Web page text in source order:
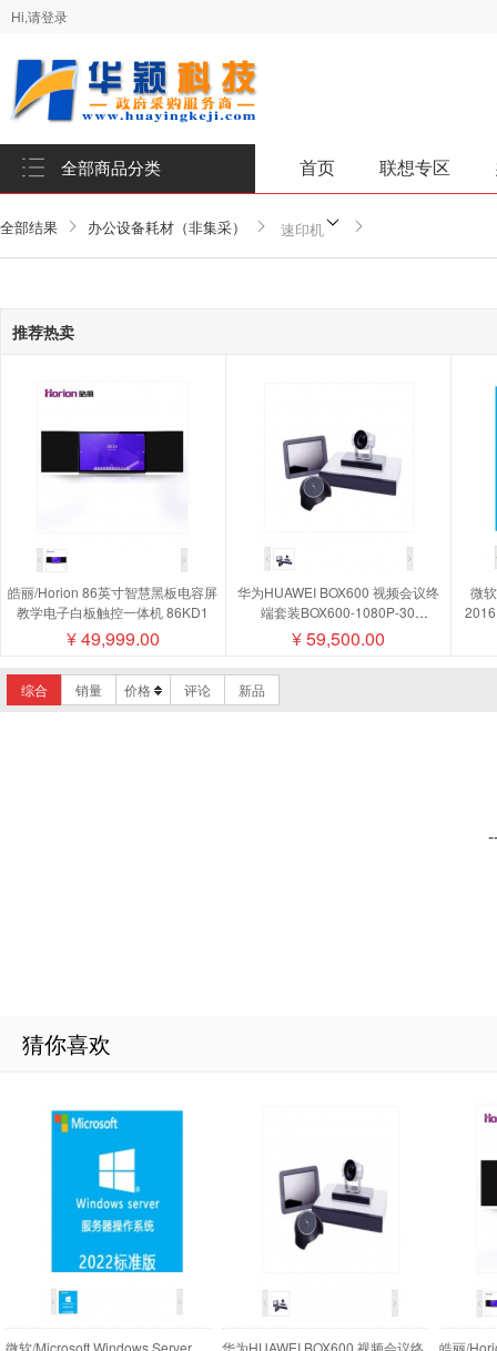
Hi,请登录
全部商品分类 首页 联想专区
全部结果 办公设备耗材（非集采） 速印机
推荐热卖
皓丽/Horion 86英寸智慧黑板电容屏
教学电子白板触控一体机 86KD1
¥49,999.00
华为HUAWEI BOX600 视频会议终
端套装BOX600-1080P-30
camera200摄像机MIC500全向麦磁
盘阵列
¥59,500.00
微
综合 销量 价格 评论 新品
猜你喜欢
微软/Microsoft Windows Server
华为HUAWEI BOX600 视频会议终
皓丽/